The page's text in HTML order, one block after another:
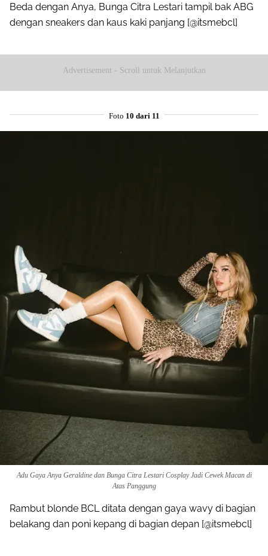
Beda dengan Anya, Bunga Citra Lestari tampil bak ABG
dengan sneakers dan kaus kaki panjang [@itsmebcl]
Advertisement - Scroll untuk Melanjutkan
Foto 10 dari 11
Adu Gaya Anya Geraldine dan Bunga Citra Lestari Cosplay Jadi Cewek Macan di
Atas Panggung
Rambut blonde BCL ditata dengan gaya wavy di bagian
belakang dan poni kepang di bagian depan [@itsmebcl]